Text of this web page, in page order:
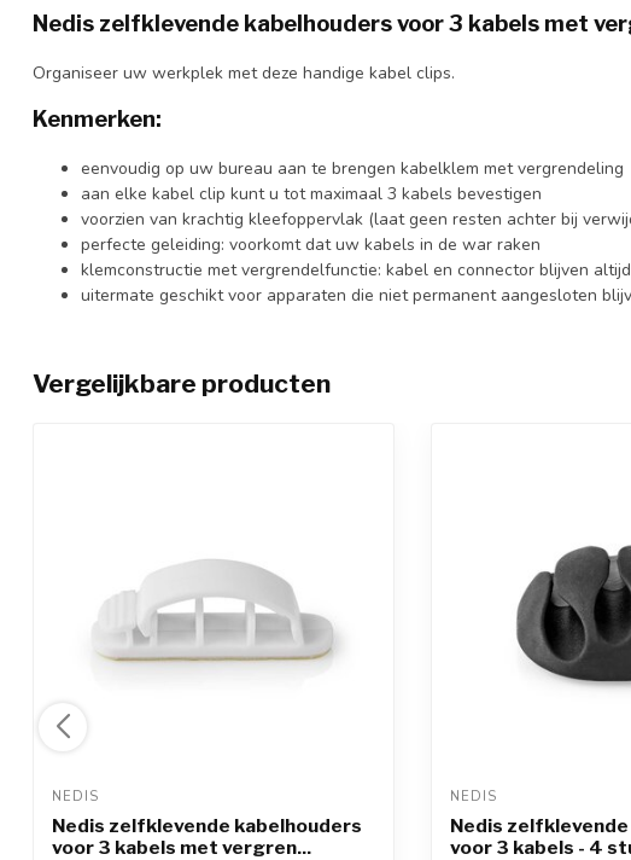
Nedis zelfklevende kabelhouders voor 3 kabels met
Organiseer uw werkplek met deze handige kabel clips.
Kenmerken:
eenvoudig op uw bureau aan te brengen kabelklem met vergrendeling
aan elke kabel clip kunt u tot maximaal 3 kabels bevestigen
voorzien van krachtig kleefoppervlak (laat geen resten achter bij
perfecte geleiding: voorkomt dat uw kabels in de war raken
klemconstructie met vergrendelfunctie: kabel en connector blijven
uitermate geschikt voor apparaten die niet permanent aangesloten
Vergelijkbare producten
NEDIS
Nedis zelfklevende kabelhouders
voor 3 kabels met vergren...
NEDIS
Nedis
voor 3 kabels - 4